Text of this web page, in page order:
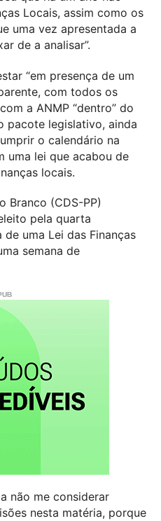
Locais, assim como os
uma vez apresentada a
de a analisar”.
“em presença de um
com todos os
a ANMP “dentro” do
pacote legislativo, ainda
o calendário na
uma lei que acabou de
locais.
Branco (CDS-PP)
pela quarta
uma Lei das Finanças
semana de
não me considerar
nesta matéria, porque